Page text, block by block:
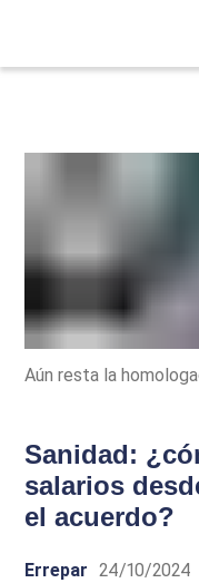
Aún resta la
Sanidad:
salarios
el acuerdo?
Errepar 24/10/2024